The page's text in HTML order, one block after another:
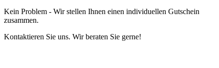
Kein Problem - Wir stellen Ihnen einen individuellen Gutschein
zusammen.
Kontaktieren Sie uns. Wir beraten Sie gerne!